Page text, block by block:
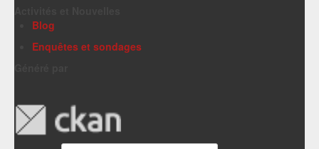
Blog
Enquêtes et sondages